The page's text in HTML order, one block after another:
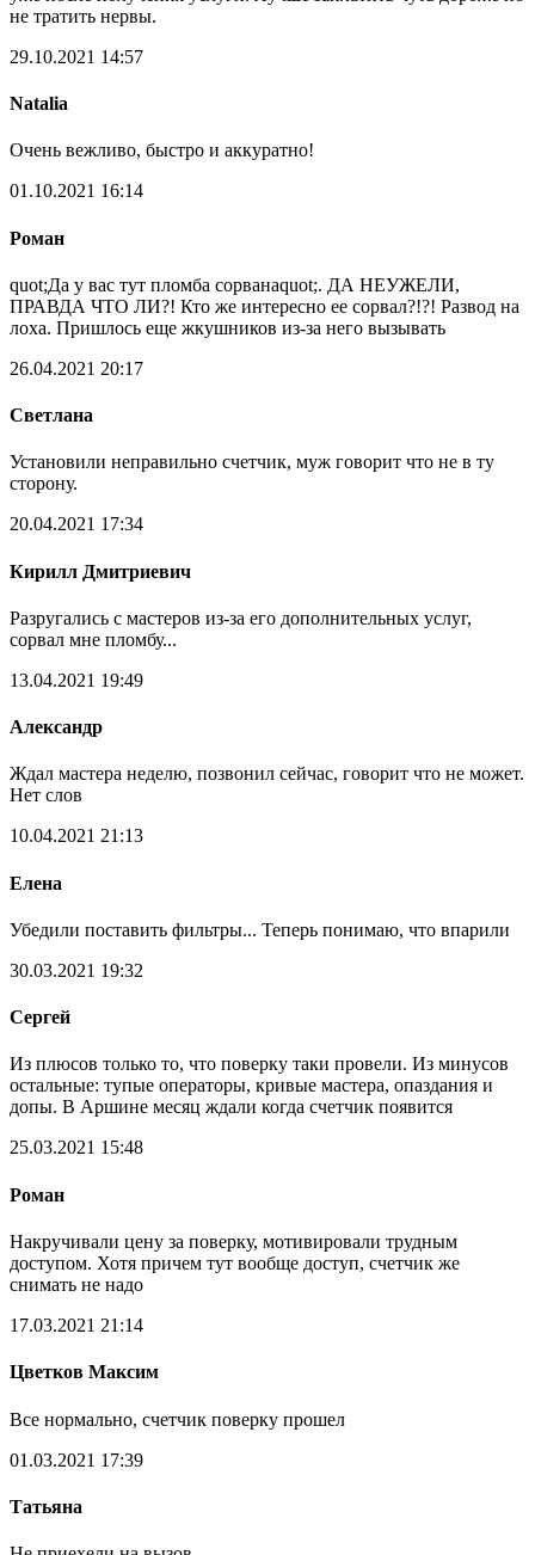
не тратить нервы.
29.10.2021 14:57
Natalia
Очень вежливо, быстро и аккуратно!
01.10.2021 16:14
Роман
quot;Да у вас тут пломба сорванаquot;. ДА НЕУЖЕЛИ,
ПРАВДА ЧТО ЛИ?! Кто же интересно ее сорвал?!?! Развод на
лоха. Пришлось еще жкушников из-за него вызывать
26.04.2021 20:17
Светлана
Установили неправильно счетчик, муж говорит что не в ту
сторону.
20.04.2021 17:34
Кирилл Дмитриевич
Разругались с мастеров из-за его дополнительных услуг,
сорвал мне пломбу...
13.04.2021 19:49
Александр
Ждал мастера неделю, позвонил сейчас, говорит что не может.
Нет слов
10.04.2021 21:13
Елена
Убедили поставить фильтры... Теперь понимаю, что впарили
30.03.2021 19:32
Сергей
Из плюсов только то, что поверку таки провели. Из минусов
остальные: тупые операторы, кривые мастера, опаздания и
допы. В Аршине месяц ждали когда счетчик появится
25.03.2021 15:48
Роман
Накручивали цену за поверку, мотивировали трудным
доступом. Хотя причем тут вообще доступ, счетчик же
снимать не надо
17.03.2021 21:14
Цветков Максим
Все нормально, счетчик поверку прошел
01.03.2021 17:39
Татьяна